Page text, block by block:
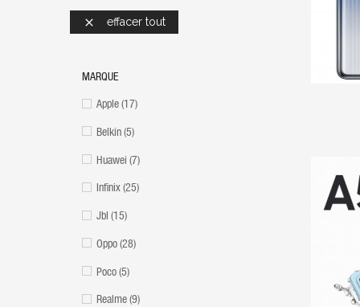
 effacer tout
MARQUE
Apple(17)
Belkin(5)
Huawei (7)
Infinix(25)
Jbl (15)
Oppo(28)
Poco(5)
Realme(9)